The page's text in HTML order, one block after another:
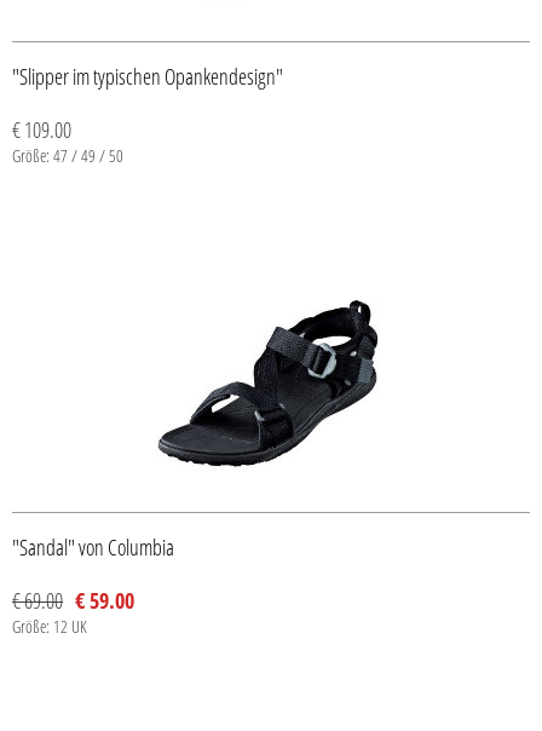
"Slipper im typischen Opankendesign"
€ 109.00
Größe: 47 / 49 / 50
"Sandal" von Columbia
€ 69.00 € 59.00
Größe: 12 UK